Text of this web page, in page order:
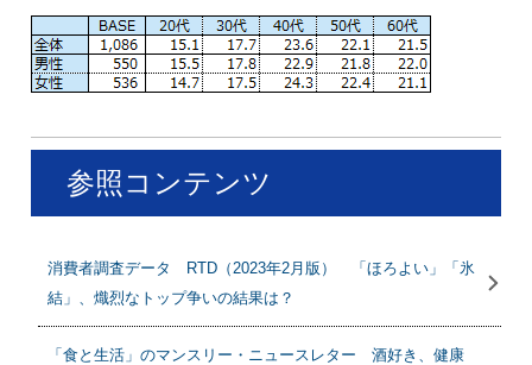
参照コンテンツ
消費者調査データ RTD（2023年2月版） 「ほろよい」「氷
結」、熾烈なトップ争いの結果は？
「食と生活」のマンスリー・ニュースレター 酒好き、健康